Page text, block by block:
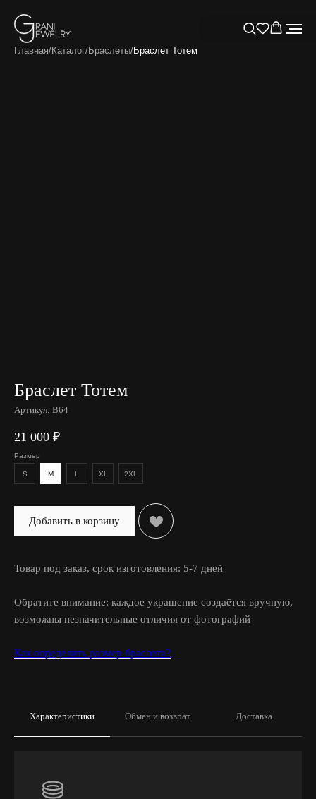
Главная/Каталог/Браслеты/Браслет Тотем
Браслет Тотем
Артикул: B64
21 000 ₽
Размер
S M L XL 2XL
Добавить в корзину
Товар под заказ, срок изготовления: 5-7 дней
Обратите внимание: каждое украшение создаётся вручную,
возможны незначительные отличия от фотографий
Как определить размер браслета?
Характеристики Обмен и возврат Доставка